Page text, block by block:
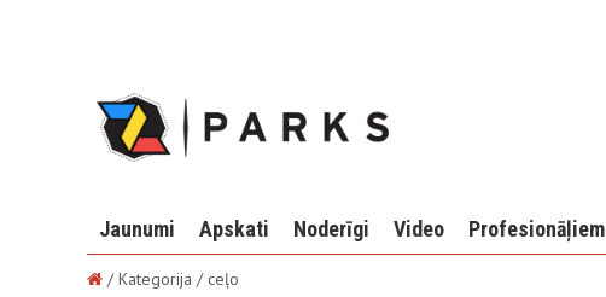
Jaunumi Apskati Noderīgi Video Profesionāļiem
/ Kategorija / ceļo